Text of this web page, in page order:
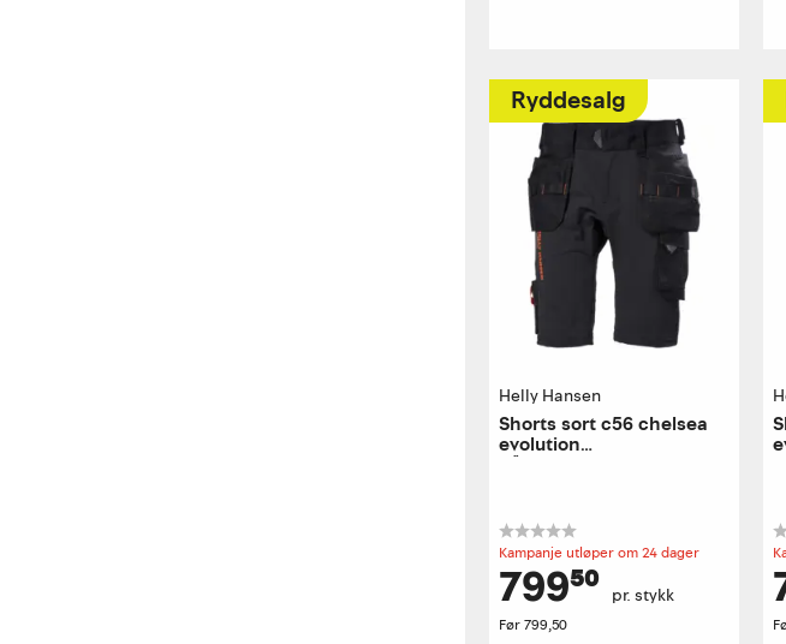
Ryddesalg
Helly Hansen
Shorts sort c56 chelsea
evolution
håndverkershorts
Kampanje utløper om 24 dager
799⁵⁰ pr. stykk
Før799,50